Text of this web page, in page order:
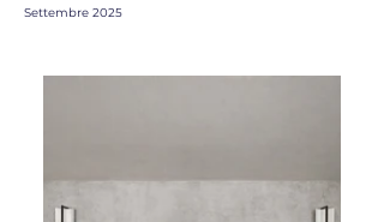
Settembre 2025